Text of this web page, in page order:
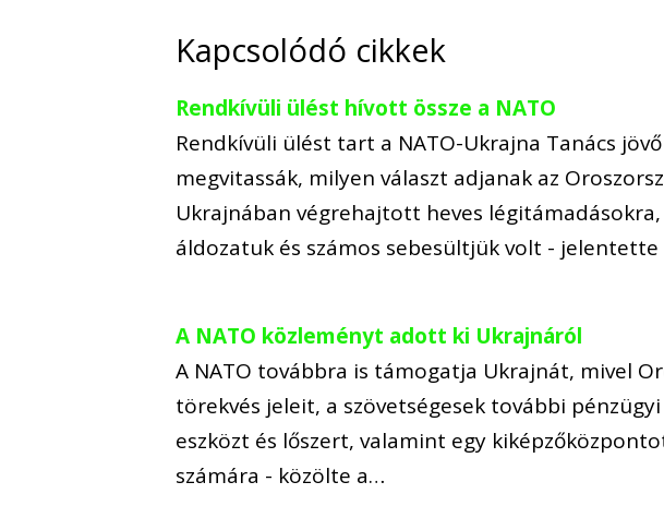
Kapcsolódó cikkek
Rendkívüli ülést hívott össze a NATO
Rendkívüli ülést tart a NATO-Ukrajna Tanács
megvitassák, milyen választ adjanak az
Ukrajnában végrehajtott heves
áldozatuk és számos sebesültjük volt -
A NATO közleményt adott ki Ukrajnáról
A NATO továbbra is támogatja Ukrajnát, mivel
törekvés jeleit, a szövetségesek további
eszközt és lőszert, valamint egy
számára - közölte a…